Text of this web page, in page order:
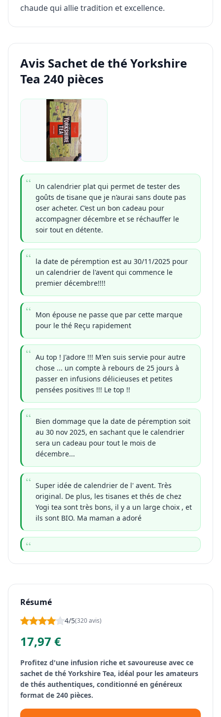
chaude qui allie tradition et excellence.
Avis Sachet de thé Yorkshire
Tea 240 pièces
Un calendrier plat qui permet de tester des
goûts de tisane que je n’aurai sans doute pas
oser acheter. C’est un bon cadeau pour
accompagner décembre et se réchauffer le
soir tout en détente.
la date de péremption est au 30/11/2025 pour
un calendrier de l'avent qui commence le
premier décembre!!!!
Mon épouse ne passe que par cette marque
pour le thé Reçu rapidement
Au top ! J'adore !!! M'en suis servie pour autre
chose ... un compte à rebours de 25 jours à
passer en infusions délicieuses et petites
pensées positives !!! Le top !!
Bien dommage que la date de péremption soit
au 30 nov 2025, en sachant que le calendrier
sera un cadeau pour tout le mois de
décembre...
Super idée de calendrier de l' avent. Très
original. De plus, les tisanes et thés de chez
Yogi tea sont très bons, il y a un large choix , et
ils sont BIO. Ma maman a adoré
Résumé
4/5(320 avis)
17,97 €
Profitez d'une infusion riche et savoureuse avec ce
sachet de thé Yorkshire Tea, idéal pour les amateurs
de thés authentiques, conditionné en généreux
format de 240 pièces.